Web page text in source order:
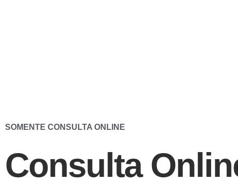
SOMENTE CONSULTA ONLINE
Consulta